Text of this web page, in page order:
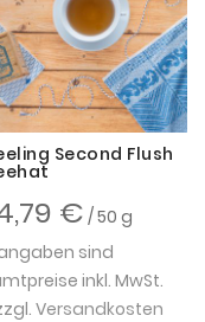
Second Flush
€ / 50 g
sind
inkl. MwSt.
Versandkosten